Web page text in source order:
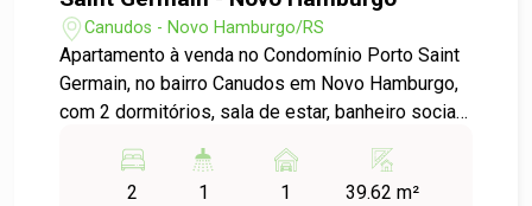
Canudos - Novo Hamburgo/RS
Apartamento à venda no Condomínio Porto Saint
Germain, no bairro Canudos em Novo Hamburgo,
com 2 dormitórios, sala de estar, banheiro social
laminado e porcelanato, oferecendo um ambiente
aconchegante e prático no dia a dia. Conta com
2 1 1 39.62 m²